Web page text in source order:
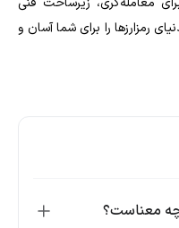
رمزارزها را برای شما آسان و
چه معناست؟